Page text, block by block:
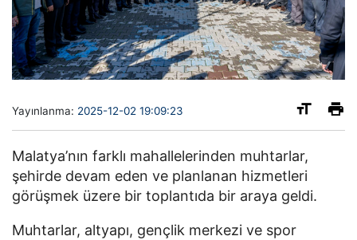
Yayınlanma: 2025-12-02 19:09:23
Malatya’nın farklı mahallelerinden muhtarlar,
şehirde devam eden ve planlanan hizmetleri
görüşmek üzere bir toplantıda bir araya geldi.
Muhtarlar, altyapı, gençlik merkezi ve spor